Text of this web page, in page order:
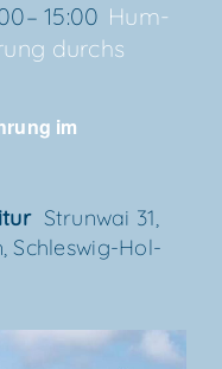
im
–15:00 Hum­
durchs
Strun­wai 31,
Schles­wig-Hol­